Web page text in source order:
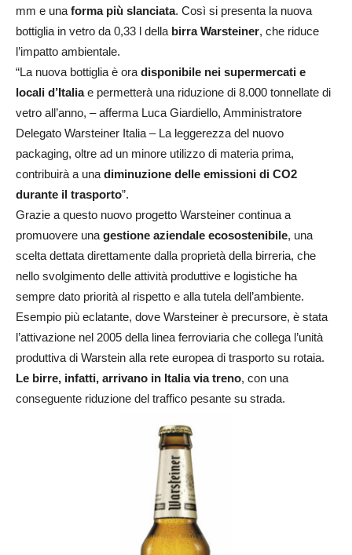
mm e una forma più slanciata. Così si presenta la nuova
bottiglia in vetro da 0,33 l della birra Warsteiner, che riduce
l’impatto ambientale.
“La nuova bottiglia è ora disponibile nei supermercati e
locali d’Italiae permetterà una riduzione di 8.000 tonnellate di
vetro all’anno, – afferma Luca Giardiello, Amministratore
Delegato Warsteiner Italia – La leggerezza del nuovo
packaging, oltre ad un minore utilizzo di materia prima,
contribuirà a una diminuzione delle emissioni di CO2
durante il trasporto”.
Grazie a questo nuovo progetto Warsteiner continua a
promuovere una gestione aziendale ecosostenibile, una
scelta dettata direttamente dalla proprietà della birreria, che
nello svolgimento delle attività produttive e logistiche ha
sempre dato priorità al rispetto e alla tutela dell’ambiente.
Esempio più eclatante, dove Warsteiner è precursore, è stata
l’attivazione nel 2005 della linea ferroviaria che collega l’unità
produttiva di Warstein alla rete europea di trasporto su rotaia.
Le birre, infatti, arrivano in Italia via treno, con una
conseguente riduzione del traffico pesante su strada.